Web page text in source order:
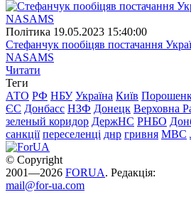
Полiтика 19.05.2023 15:40:00
Стефанчук пообіцяв постачання
NASAMS
Читати
Теги
АТО РФ НБУ Україна Київ
ЄС Донбасс НЗФ Донецк Верховна
зеленый коридор ДержНС РНБО
санкції переселенці днр гривня МВС
© Copyright
2001—2026 FORUA. Редакція:
mail@for-ua.com